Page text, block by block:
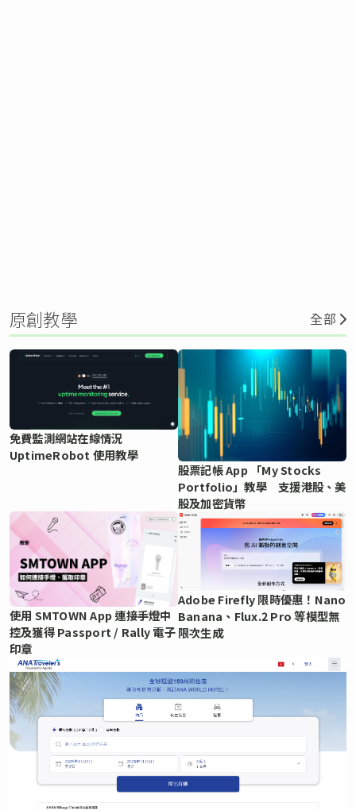
原創教學 全部
免費監測網站在線情況
UptimeRobot 使用教學
股票記帳 App 「My Stocks
Portfolio」教學 支援港股、美
股及加密貨幣
使用 SMTOWN App 連接手燈中
控及獲得 Passport / Rally 電子
印章
Adobe Firefly 限時優惠！Nano
Banana、Flux.2 Pro 等模型無
限次生成